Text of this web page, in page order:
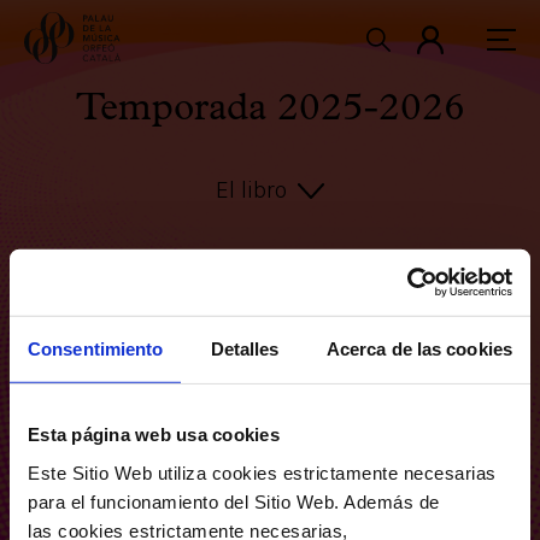
Consentimiento Detalles Acerca de las cookies
Esta página web usa cookies
Este Sitio Web utiliza cookies estrictamente necesarias
para el funcionamiento del Sitio Web. Además de
las cookies estrictamente necesarias,
Temporada 2025-2026
El libro